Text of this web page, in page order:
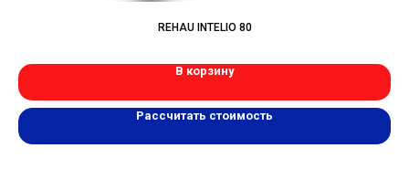
REHAU INTELIO 80
В корзину
Рассчитать стоимость